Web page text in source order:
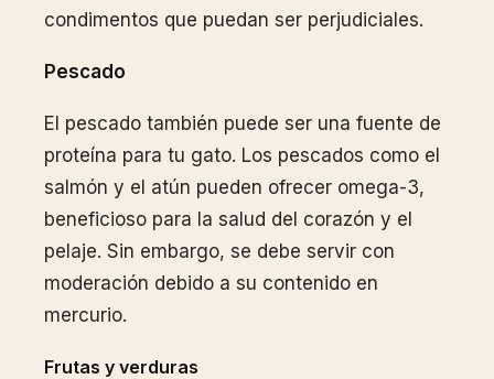
condimentos que puedan ser perjudiciales.
Pescado
El pescado también puede ser una fuente de
proteína para tu gato. Los pescados como el
salmón y el atún pueden ofrecer omega-3,
beneficioso para la salud del corazón y el
pelaje. Sin embargo, se debe servir con
moderación debido a su contenido en
mercurio.
Frutas y verduras